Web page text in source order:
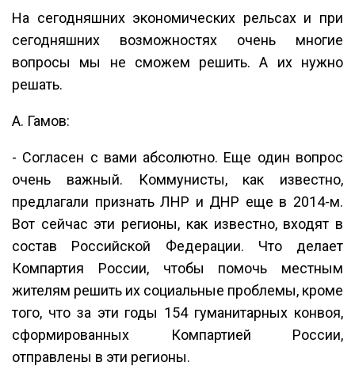
На сегодняшних экономических рельсах и при
сегодняшних возможностях очень многие
вопросы мы не сможем решить. А их нужно
решать.
А. Гамов:
- Согласен с вами абсолютно. Еще один вопрос
очень важный. Коммунисты, как известно,
предлагали признать ЛНР и ДНР еще в 2014-м.
Вот сейчас эти регионы, как известно, входят в
состав Российской Федерации. Что делает
Компартия России, чтобы помочь местным
жителям решить их социальные проблемы, кроме
того, что за эти годы 154 гуманитарных конвоя,
сформированных Компартией России,
отправлены в эти регионы.